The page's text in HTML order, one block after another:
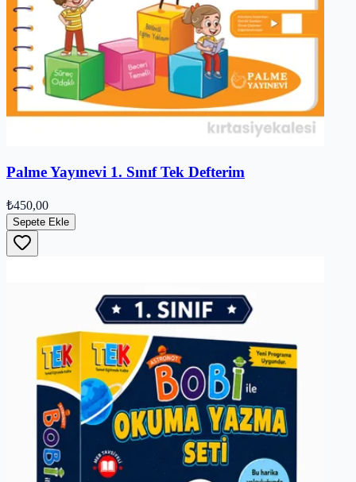
Palme Yayınevi 1. Sınıf Tek Defterim
₺450,00
Sepete Ekle